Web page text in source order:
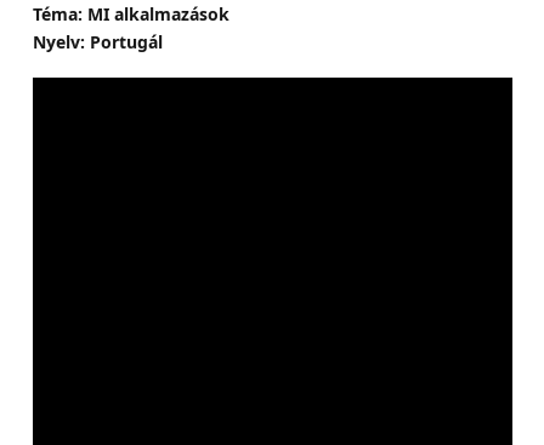
Téma: MI alkalmazások
Nyelv: Portugál